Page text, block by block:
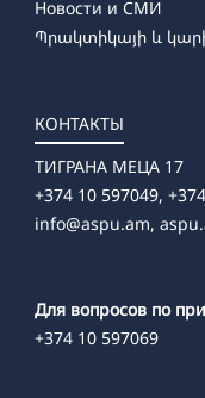
Новости и СМИ
Պրակտիկայի և
КОНТАКТЫ
ТИГРАНА МЕЦА 17
+374 10 597049,
info@aspu.am,
Для вопросов по
+374 10 597069